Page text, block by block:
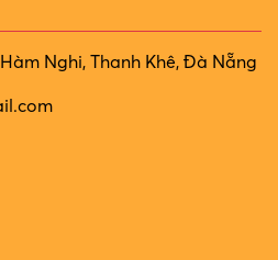
Nghi, Thanh Khê, Đà Nẵng